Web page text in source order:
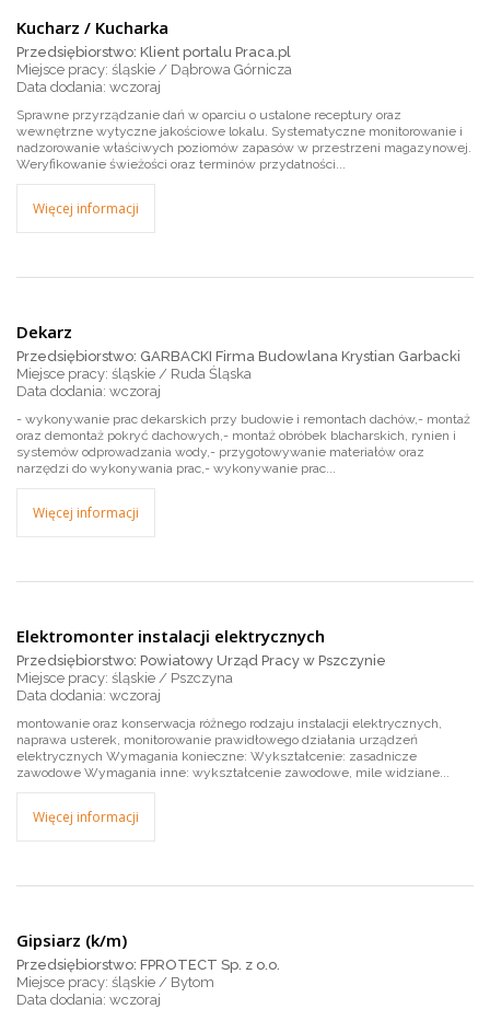
Kucharz / Kucharka
Przedsiębiorstwo: Klient portalu Praca.pl
Miejsce pracy: śląskie / Dąbrowa Górnicza
wczoraj
Sprawne przyrządzanie dań w oparciu o ustalone receptury oraz
wewnętrzne wytyczne jakościowe lokalu. Systematyczne monitorowanie i
nadzorowanie właściwych poziomów zapasów w przestrzeni magazynowej.
Weryfikowanie świeżości oraz terminów przydatności...
Więcej informacji
Dekarz
Przedsiębiorstwo: GARBACKI Firma Budowlana Krystian Garbacki
Miejsce pracy: śląskie / Ruda Śląska
wczoraj
- wykonywanie prac dekarskich przy budowie i remontach dachów,- montaż
oraz demontaż pokryć dachowych,- montaż obróbek blacharskich, rynien i
systemów odprowadzania wody,- przygotowywanie materiałów oraz
narzędzi do wykonywania prac,- wykonywanie prac...
Więcej informacji
Elektromonter instalacji elektrycznych
Przedsiębiorstwo: Powiatowy Urząd Pracy w Pszczynie
Miejsce pracy: śląskie / Pszczyna
wczoraj
montowanie oraz konserwacja różnego rodzaju instalacji elektrycznych,
naprawa usterek, monitorowanie prawidłowego działania urządzeń
elektrycznych Wymagania konieczne: Wykształcenie: zasadnicze
zawodowe Wymagania inne: wykształcenie zawodowe, mile widziane...
Więcej informacji
Gipsiarz (k/m)
Przedsiębiorstwo: FPROTECT Sp. z o.o.
Miejsce pracy: śląskie / Bytom
wczoraj